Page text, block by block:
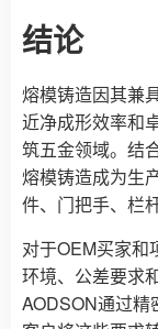
结论
熔模铸造因其兼
近净成形效率和
筑五金领域。结
熔模铸造成为生
件、门把手、栏
对于OEM买家和
环境、公差要求
AODSON通过精